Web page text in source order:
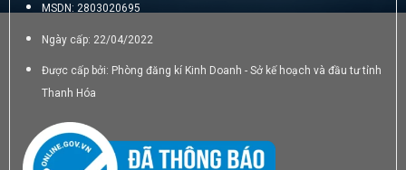
MSDN: 2803020695
Ngày cấp: 22/04/2022
Được cấp bởi: Phòng đăng kí Kinh Doanh - Sở kế hoạch và đầu tư tỉnh
Thanh Hóa